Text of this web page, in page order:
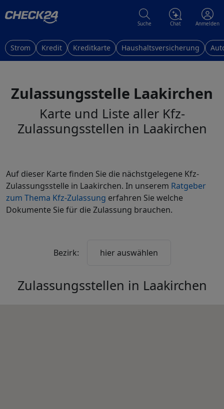
Suche Chat Anmelden
Strom Kredit Kreditkarte Haushaltsversicherung
Zulassungsstelle Laakirchen
Karte und Liste aller Kfz-
Zulassungsstellen in Laakirchen
Auf dieser Karte finden Sie die nächstgelegene Kfz-
Zulassungsstelle in Laakirchen. In unserem Ratgeber
zum Thema Kfz-Zulassung erfahren Sie welche
Dokumente Sie für die Zulassung brauchen.
Bezirk: hier auswählen
Zulassungsstellen in Laakirchen